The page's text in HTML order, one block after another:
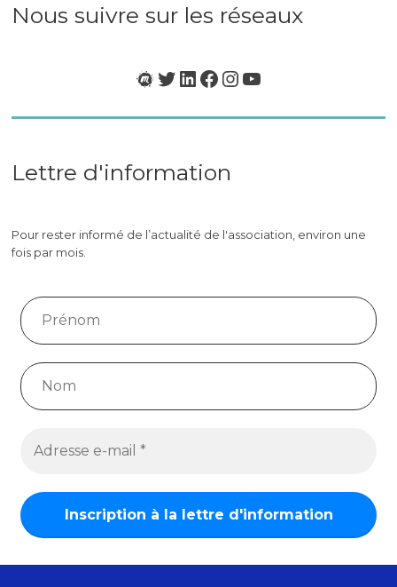
France
Nous suivre sur les réseaux
Meetup
Twitter
LinkedIn
Facebook
Instagram
YouTube
Lettre d'information
Pour rester informé de l’actualité de l'association, environ une
fois par mois.